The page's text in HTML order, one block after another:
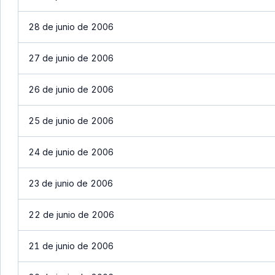
28 de junio de 2006
27 de junio de 2006
26 de junio de 2006
25 de junio de 2006
24 de junio de 2006
23 de junio de 2006
22 de junio de 2006
21 de junio de 2006